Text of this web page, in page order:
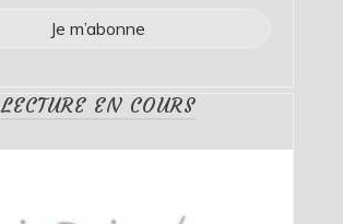
LECTURE EN COURS